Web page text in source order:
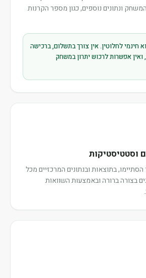
ונתונים נוספים, כגון מספר הקרנות
חינמי לחלוטין. אין צורך בתשלום, ברכישה
אפשרות לרכוש יתרון במשחק
וסטטיסטיקות
בתוצאות ובנתונים המרכזיים מכל
בצורה ברורה ובאמצעות השוואות